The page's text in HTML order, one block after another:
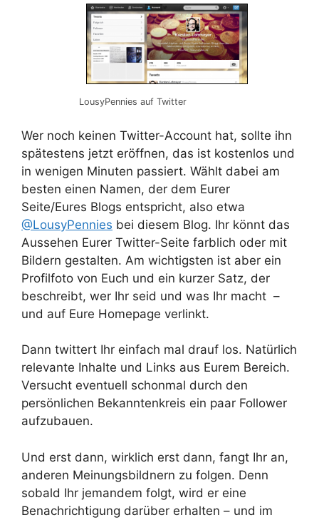
LousyPennies auf Twitter
Wer noch keinen Twitter-Account hat, sollte ihn
spätestens jetzt eröffnen, das ist kostenlos und
in wenigen Minuten passiert. Wählt dabei am
besten einen Namen, der dem Eurer
Seite/Eures Blogs entspricht, also etwa
@LousyPennies bei diesem Blog. Ihr könnt das
Aussehen Eurer Twitter-Seite farblich oder mit
Bildern gestalten. Am wichtigsten ist aber ein
Profilfoto von Euch und ein kurzer Satz, der
beschreibt, wer Ihr seid und was Ihr macht –
und auf Eure Homepage verlinkt.
Dann twittert Ihr einfach mal drauf los. Natürlich
relevante Inhalte und Links aus Eurem Bereich.
Versucht eventuell schonmal durch den
persönlichen Bekanntenkreis ein paar Follower
aufzubauen.
Und erst dann, wirklich erst dann, fangt Ihr an,
anderen Meinungsbildnern zu folgen. Denn
sobald Ihr jemandem folgt, wird er eine
Benachrichtigung darüber erhalten – und im